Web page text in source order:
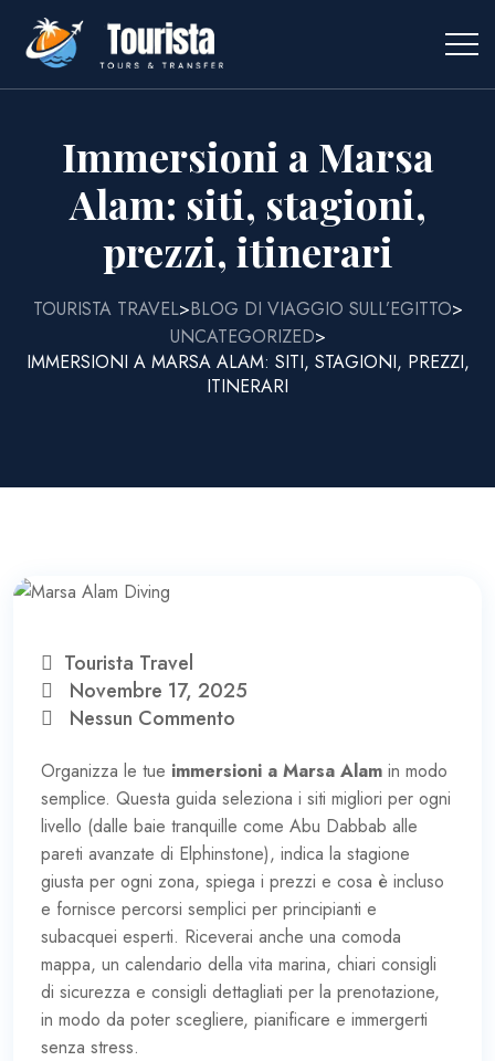
Immersioni a Marsa
Alam: siti, stagioni,
prezzi, itinerari
TOURISTA TRAVEL>BLOG DI VIAGGIO SULL’EGITTO>
UNCATEGORIZED>
IMMERSIONI A MARSA ALAM: SITI, STAGIONI, PREZZI,
ITINERARI
Tourista Travel
Novembre 17, 2025
Nessun Commento
Organizza le tue immersioni a Marsa Alam in modo
semplice. Questa guida seleziona i siti migliori per ogni
livello (dalle baie tranquille come Abu Dabbab alle
pareti avanzate di Elphinstone), indica la stagione
giusta per ogni zona, spiega i prezzi e cosa è incluso
e fornisce percorsi semplici per principianti e
subacquei esperti. Riceverai anche una comoda
mappa, un calendario della vita marina, chiari consigli
di sicurezza e consigli dettagliati per la prenotazione,
in modo da poter scegliere, pianificare e immergerti
senza stress.